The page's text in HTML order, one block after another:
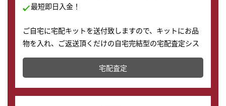
最短即日入金！
ご自宅に宅配キットを送付致しますので、キットにお品
物を入れ、ご返送頂くだけの自宅完結型の宅配査定シス
テムです。
配送でも簡単&安全に査定・買取に出すことが可能で
す。
宅配査定